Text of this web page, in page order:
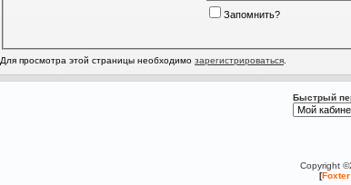
Запомнить?
Для просмотра этой страницы необходимо зарегистрироваться
Быстрый
Copyright
[Foxter